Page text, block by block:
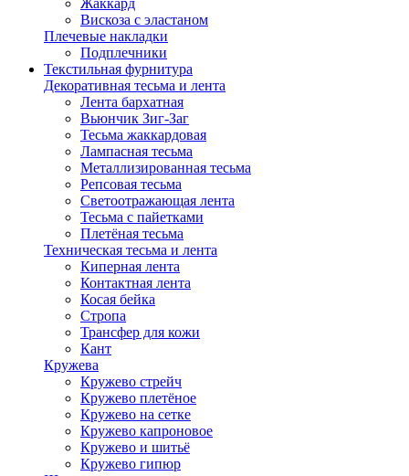
Жаккард
Вискоза с эластаном
Плечевые накладки
Подплечники
Текстильная фурнитура
Декоративная тесьма и лента
Лента бархатная
Вьюнчик Зиг-Заг
Тесьма жаккардовая
Лампасная тесьма
Металлизированная тесьма
Репсовая тесьма
Светоотражающая лента
Тесьма с пайетками
Плетёная тесьма
Техническая тесьма и лента
Киперная лента
Контактная лента
Косая бейка
Стропа
Трансфер для кожи
Кант
Кружева
Кружево стрейч
Кружево плетёное
Кружево на сетке
Кружево капроновое
Кружево и шитьё
Кружево гипюр